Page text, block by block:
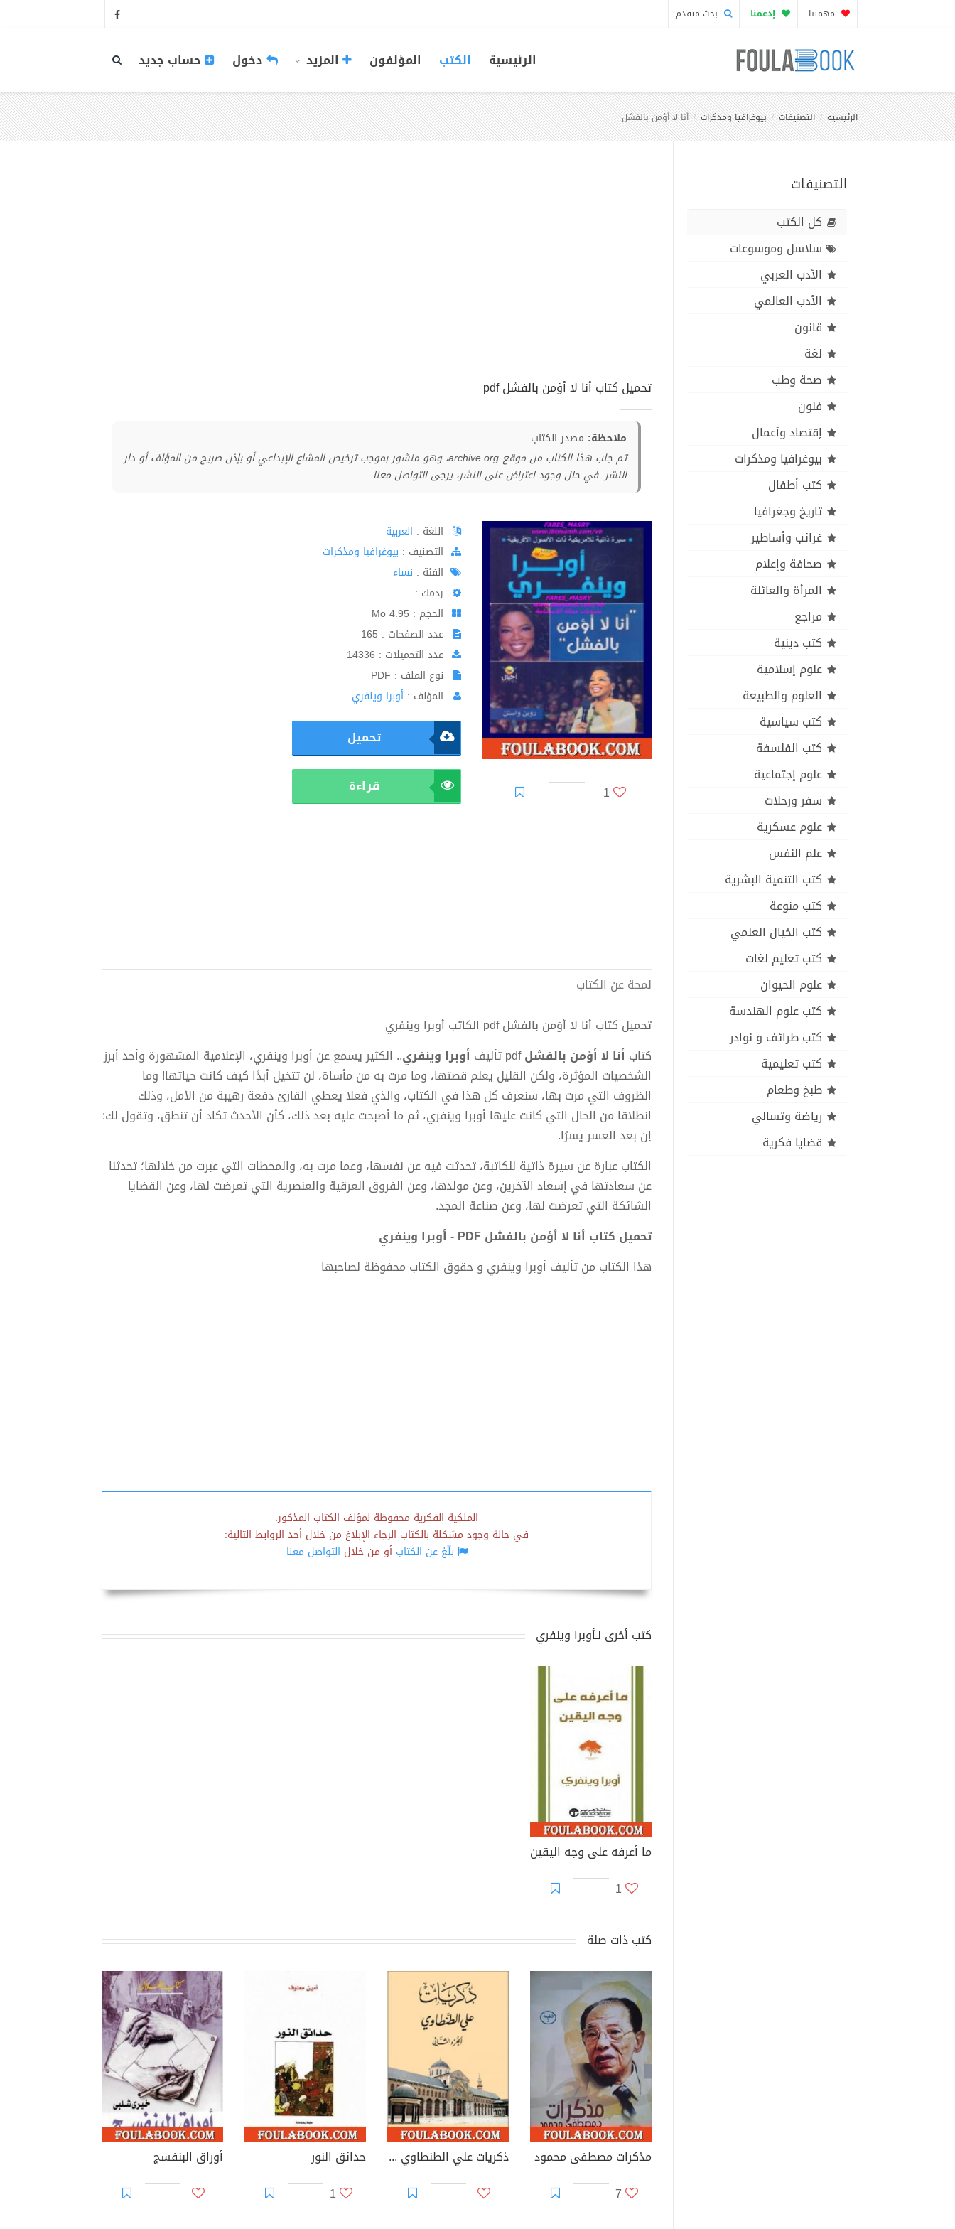
مهمتنا إدعمنا بحث متقدم
الرئيسية الكتب المؤلفون المزيد دخول حساب جديد
الرئيسية التصنيفات بيوغرافيا ومذكرات أنا لا أؤمن بالفشل
التصنيفات
كل الكتب
سلاسل وموسوعات
الأدب العربي
الأدب العالمي
قانون
لغة
صحة وطب
فنون
إقتصاد وأعمال
بيوغرافيا ومذكرات
كتب أطفال
تاريخ وجغرافيا
غرائب وأساطير
صحافة وإعلام
المرأة والعائلة
مراجع
كتب دينية
علوم إسلامية
العلوم والطبيعة
كتب سياسية
كتب الفلسفة
علوم إجتماعية
سفر ورحلات
علوم عسكرية
علم النفس
كتب التنمية البشرية
كتب منوعة
كتب الخيال العلمي
كتب تعليم لغات
علوم الحيوان
كتب علوم الهندسة
كتب طرائف و نوادر
كتب تعليمية
طبخ وطعام
رياضة وتسالي
قضايا فكرية
تحميل كتاب أنا لا أؤمن بالفشل pdf
ملاحظة: مصدر الكتاب
تم جلب هذا الكتاب من موقع archive.org، وهو منشور بموجب ترخيص المشاع الإبداعي أو بإذن صريح من المؤلف أو دار
النشر. في حال وجود اعتراض على النشر، يرجى التواصل معنا.
1
اللغة : العربية
اﻟﺘﺼﻨﻴﻒ : بيوغرافيا ومذكرات
الفئة : نساء
ردمك :
الحجم : 4.95 Mo
عدد الصفحات : 165
عدد التحميلات : 14336
نوع الملف : PDF
المؤلف : أوبرا وينفري
تحميل
قراءة
لمحة عن الكتاب
تحميل كتاب أنا لا أؤمن بالفشل pdf الكاتب أوبرا وينفري
كتاب أنا لا أؤمن بالفشلpdf تأليف أوبرا وينفري.. الكثير يسمع عن أوبرا وينفري، الإعلامية المشهورة وأحد أبرز
الشخصيات المؤثرة، ولكن القليل يعلم قصتها، وما مرت به من مأساة، لن تتخيل أبدًا كيف كانت حياتها! وما
الظروف التي مرت بها، سنعرف كل هذا في الكتاب، والذي فعلا يعطي القارئ دفعة رهيبة من الأمل، وذلك
انطلاقا من الحال التي كانت عليها أوبرا وينفري، ثم ما أصبحت عليه بعد ذلك، كأن الأحدث تكاد أن تنطق، وتقول لك:
إن بعد العسر يسرًا.
الكتاب عبارة عن سيرة ذاتية للكاتبة، تحدثت فيه عن نفسها، وعما مرت به، والمحطات التي عبرت من خلالها؛ تحدثنا
عن سعادتها في إسعاد الآخرين، وعن مولدها، وعن الفروق العرقية والعنصرية التي تعرضت لها، وعن القضايا
الشائكة التي تعرضت لها، وعن صناعة المجد.
تحميل كتاب أنا لا أؤمن بالفشل PDF - أوبرا وينفري
هذا الكتاب من تأليف أوبرا وينفري و حقوق الكتاب محفوظة لصاحبها
الملكية الفكرية محفوظة لمؤلف الكتاب المذكور.
في حالة وجود مشكلة بالكتاب الرجاء الإبلاغ من خلال أحد الروابط التالية:
بلّغ عن الكتابأو من خلال التواصل معنا
كتب أخرى لـأوبرا وينفري
ما أعرفه على وجه اليقين
1
كتب ذات صلة
مذكرات مصطفى محمود
7
ذكريات علي الطنطاوي - الجزء الثاني
حدائق النور
1
أوراق البنفسج